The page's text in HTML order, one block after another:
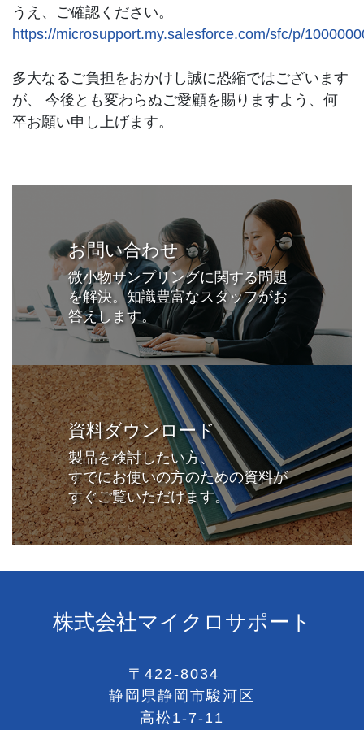
うえ、ご確認ください。
https://microsupport.my.salesforce.com/sfc/p/
多大なるご負担をおかけし誠に恐縮ではございます
が、 今後とも変わらぬご愛顧を賜りますよう、何
卒お願い申し上げます。
お問い合わせ
微小物サンプリングに関する問題
を解決。知識豊富なスタッフがお
答えします。
資料ダウンロード
製品を検討したい方、
すでにお使いの方のための資料が
すぐご覧いただけます。
株式会社マイクロサポート
〒422-8034
静岡県静岡市駿河区
高松1-7-11